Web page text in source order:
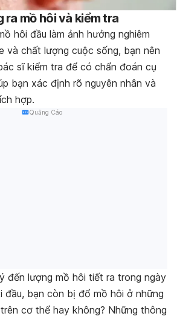
ra mồ hôi và kiểm tra
hôi đầu làm ảnh hưởng nghiêm
và chất lượng cuộc sống, bạn nên
sĩ kiểm tra để có chẩn đoán cụ
bạn xác định rõ nguyên nhân và
hợp.
Quảng Cáo
đến lượng mồ hôi tiết ra trong ngày
đầu, bạn còn bị đổ mồ hôi ở những
cơ thể hay không? Những thông